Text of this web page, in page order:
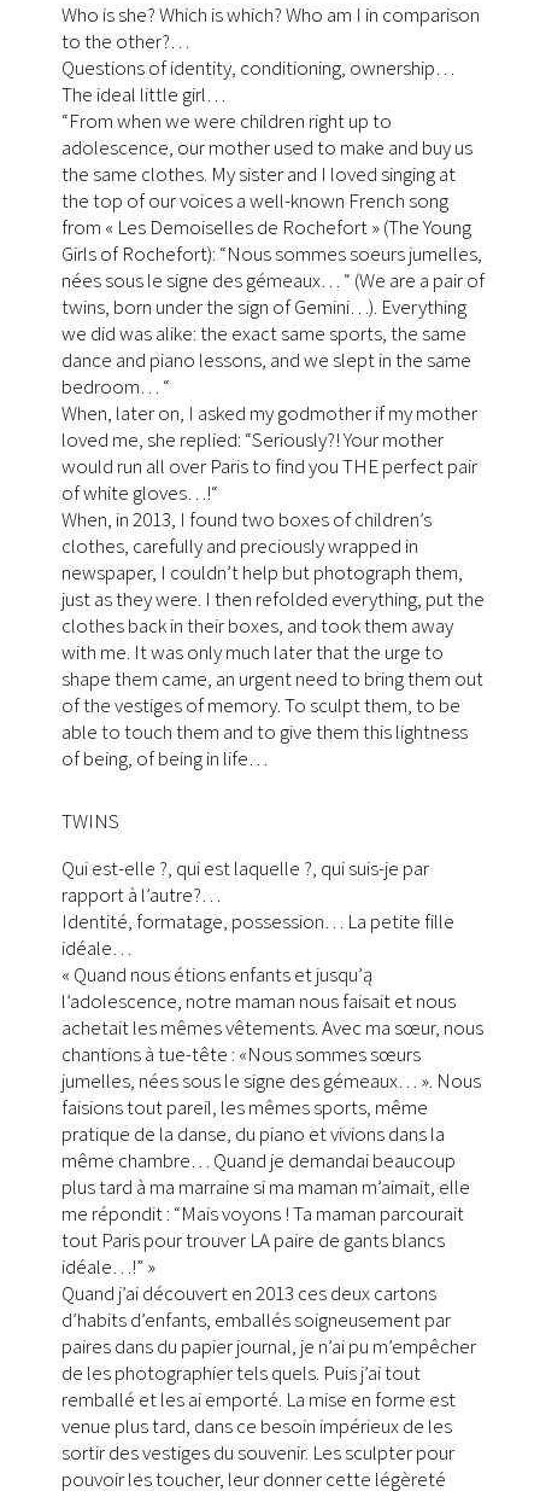
Who is she? Which is which? Who am I in comparison
to the other?…
Questions of identity, conditioning, ownership…
The ideal little girl…
“From when we were children right up to
adolescence, our mother used to make and buy us
the same clothes. My sister and I loved singing at
the top of our voices a well-known French song
from « Les Demoiselles de Rochefort » (The Young
Girls of Rochefort): “Nous sommes soeurs jumelles,
nées sous le signe des gémeaux… “ (We are a pair of
twins, born under the sign of Gemini…). Everything
we did was alike: the exact same sports, the same
dance and piano lessons, and we slept in the same
bedroom… “
When, later on, I asked my godmother if my mother
loved me, she replied: “Seriously?! Your mother
would run all over Paris to find you THE perfect pair
of white gloves…!“
When, in 2013, I found two boxes of children’s
clothes, carefully and preciously wrapped in
newspaper, I couldn’t help but photograph them,
just as they were. I then refolded everything, put the
clothes back in their boxes, and took them away
with me. It was only much later that the urge to
shape them came, an urgent need to bring them out
of the vestiges of memory. To sculpt them, to be
able to touch them and to give them this lightness
of being, of being in life…
TWINS
Qui est-elle ?, qui est laquelle ?, qui suis-je par
rapport à l’autre?…
Identité, formatage, possession… La petite fille
idéale…
« Quand nous étions enfants et jusqu’ą
l’adolescence, notre maman nous faisait et nous
achetait les mêmes vêtements. Avec ma sœur, nous
chantions à tue-tête : «Nous sommes sœurs
jumelles, nées sous le signe des gémeaux… ». Nous
faisions tout pareil, les mêmes sports, même
pratique de la danse, du piano et vivions dans la
même chambre… Quand je demandai beaucoup
plus tard à ma marraine si ma maman m’aimait, elle
me répondit : “Mais voyons ! Ta maman parcourait
tout Paris pour trouver LA paire de gants blancs
idéale…!” »
Quand j’ai découvert en 2013 ces deux cartons
d’habits d’enfants, emballés soigneusement par
paires dans du papier journal, je n’ai pu m’empêcher
de les photographier tels quels. Puis j’ai tout
remballé et les ai emporté. La mise en forme est
venue plus tard, dans ce besoin impérieux de les
sortir des vestiges du souvenir. Les sculpter pour
pouvoir les toucher, leur donner cette légèreté